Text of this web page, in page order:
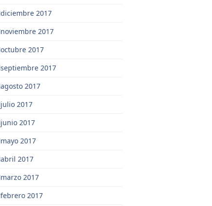
diciembre 2017
noviembre 2017
octubre 2017
septiembre 2017
agosto 2017
julio 2017
junio 2017
mayo 2017
abril 2017
marzo 2017
febrero 2017